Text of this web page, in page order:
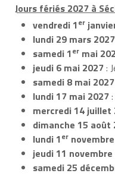
Jours fériés 2027 à
vendredi 1er
lundi 29 mars 2027
samedi 1er mai
jeudi 6 mai 2027:
samedi 8 mai 2027
lundi 17 mai 2027
mercredi 14 juillet
dimanche 15 août
lundi 1er
jeudi 11
samedi 25